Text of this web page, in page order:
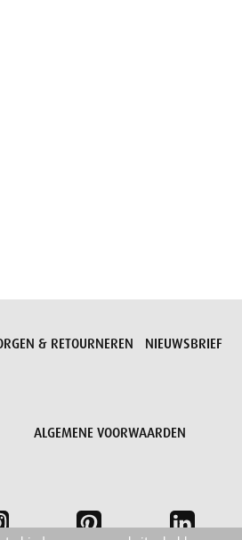
& RETOURNEREN NIEUWSBRIEF
ALGEMENE VOORWAARDEN